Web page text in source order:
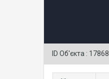
ID Об'єкта : 17868